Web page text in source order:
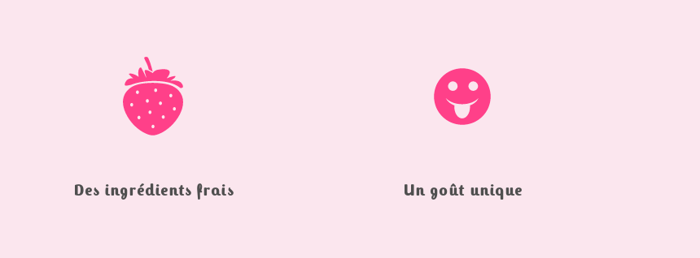
Des ingrédients frais Un goût unique